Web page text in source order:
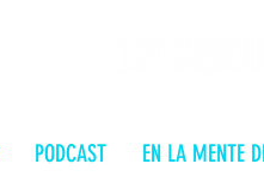
PODCAST EN LA MENTE